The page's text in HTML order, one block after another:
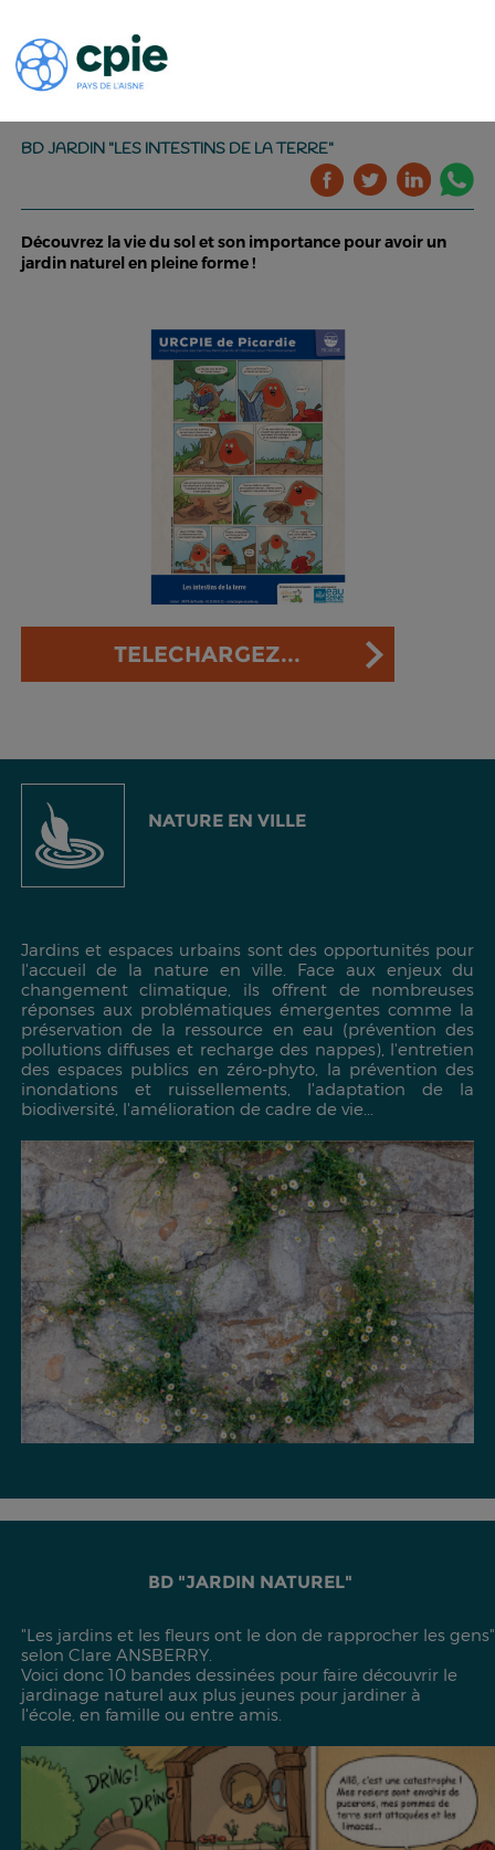
BD JARDIN "LES INTESTINS DE LA TERRE"
Découvrez la vie du sol et son importance pour avoir un
jardin naturel en pleine forme !
TELECHARGEZ...
NATURE EN VILLE
Jardins et espaces urbains sont des opportunités pour
l'accueil de la nature en ville. Face aux enjeux du
changement climatique, ils offrent de nombreuses
réponses aux problématiques émergentes comme la
préservation de la ressource en eau (prévention des
pollutions diffuses et recharge des nappes), l'entretien
des espaces publics en zéro-phyto, la prévention des
inondations et ruissellements, l'adaptation de la
biodiversité, l'amélioration de cadre de vie...
BD "JARDIN NATUREL"
"Les jardins et les fleurs ont le don de rapprocher les gens"
selon Clare ANSBERRY.
Voici donc 10 bandes dessinées pour faire découvrir le
jardinage naturel aux plus jeunes pour jardiner à
l'école, en famille ou entre amis.